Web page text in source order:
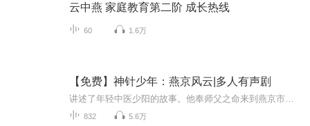
云中燕 家庭教育第二阶 成长热线
60 1.6万
【免费】神针少年：燕京风云|多人有声剧
832 5.6万